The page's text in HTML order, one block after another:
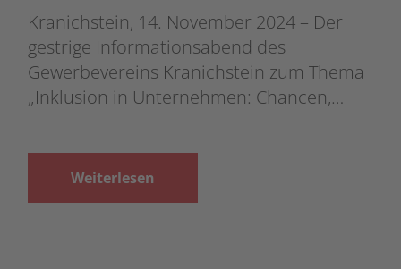
Kranichstein, 14. November 2024 – Der
gestrige Informationsabend des
Gewerbevereins Kranichstein zum Thema
„Inklusion in Unternehmen: Chancen,…
Weiterlesen